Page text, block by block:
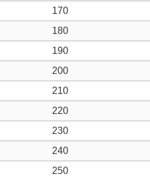
170
180
190
200
210
220
230
240
250